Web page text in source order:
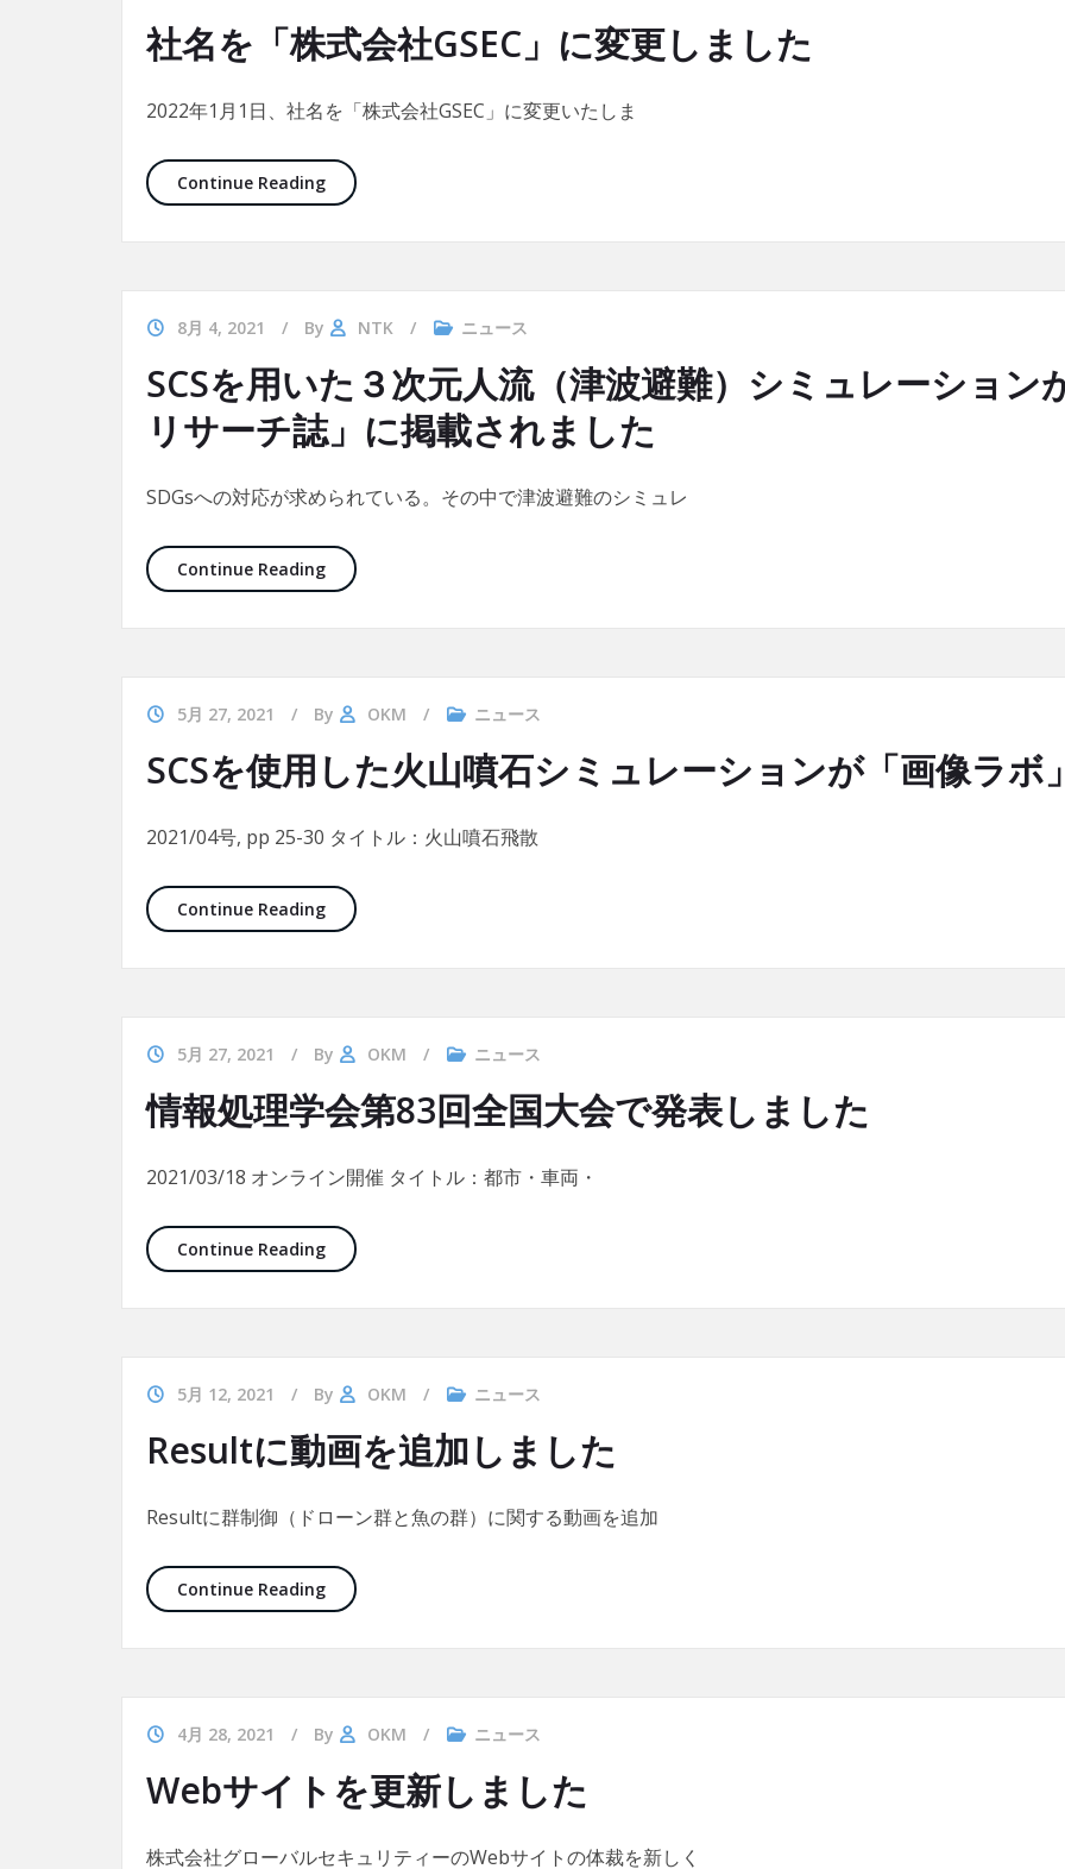
社名を「株式会社GSEC」に変更しました
2022年1月1日、社名を「株式会社GSEC」に変更いたしま
Continue Reading社名を「株式会社GSEC」に変更しました
8月 4, 2021 By NTK ニュース
SCSを用いた３次元人流（津波避難）シミュレーショ
リサーチ誌」に掲載されました
SDGsへの対応が求められている。その中で津波避難のシミュレ
Continue ReadingSCSを用いた３次元人流（津波避難）シミュレーションが「オペレーションズ・リサーチ誌」に掲
5月 27, 2021 By OKM ニュース
SCSを使用した火山噴石シミュレーションが「画像ラ
2021/04号, pp 25-30 タイトル：火山噴石飛散
Continue ReadingSCSを使用した火山噴石シミュレーションが「画像ラボ」に掲載されました
5月 27, 2021 By OKM ニュース
情報処理学会第83回全国大会で発表しました
2021/03/18 オンライン開催 タイトル：都市・車両・
Continue Reading情報処理学会第83回全国大会で発表しました
5月 12, 2021 By OKM ニュース
Resultに動画を追加しました
Resultに群制御（ドローン群と魚の群）に関する動画を追加
Continue ReadingResultに動画を追加しました
4月 28, 2021 By OKM ニュース
Webサイトを更新しました
株式会社グローバルセキュリティーのWebサイトの体裁を新しく